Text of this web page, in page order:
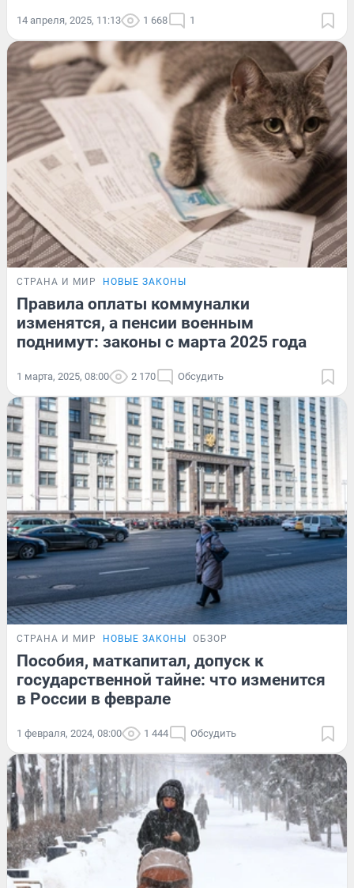
14 апреля, 2025, 11:13 1 668 1
СТРАНА И МИР НОВЫЕ ЗАКОНЫ
Правила оплаты коммуналки
изменятся, а пенсии военным
поднимут: законы с марта 2025 года
1 марта, 2025, 08:00 2 170 Обсудить
СТРАНА И МИР НОВЫЕ ЗАКОНЫ ОБЗОР
Пособия, маткапитал, допуск к
государственной тайне: что изменится
в России в феврале
1 февраля, 2024, 08:00 1 444 Обсудить